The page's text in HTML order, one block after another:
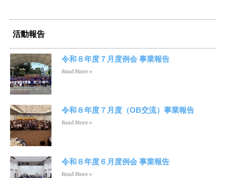
活動報告
令和８年度７月度例会 事業報告
Read More »
令和８年度７月度（OB交流）事業報告
Read More »
令和８年度６月度例会 事業報告
Read More »